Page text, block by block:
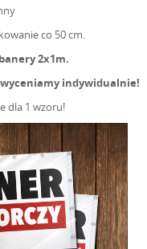
co 50 cm.
2x1m.
indywidualnie!
dla 1 wzoru!